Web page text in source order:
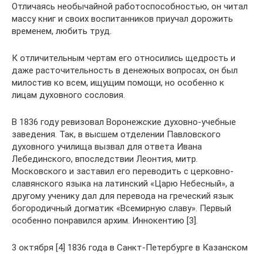
Отличаясь необычайной работоспособностью, он читал
массу книг и своих воспитанников приучал дорожить
временем, любить труд.
К отличительным чертам его относились щедрость и
даже расточительность в денежных вопросах, он был
милостив ко всем, ищущим помощи, но особенно к
лицам духовного сословия.
В 1836 году ревизовал Воронежские духовно-учебные
заведения. Так, в высшем отделении Павловского
духовного училища вызвал для ответа Ивана
Лебединского, впоследствии Леонтия, митр.
Московского и заставил его переводить с церковно-
славянского языка на латинский «Царю Небесный», а
другому ученику дал для перевода на греческий язык
богородичный догматик «Всемирную славу». Первый
особенно понравился архим. Иннокентию [3].
3 октября [4] 1836 года в Санкт-Петербурге в Казанском